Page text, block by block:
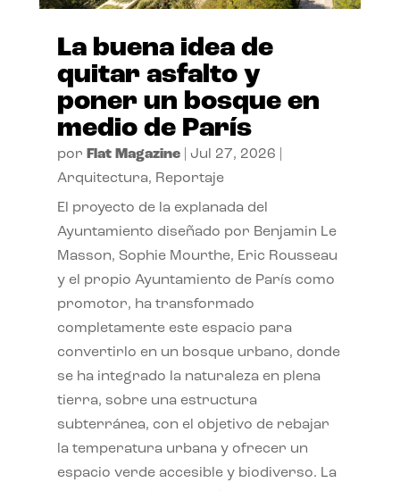
La buena idea de
quitar asfalto y
poner un bosque en
medio de París
por Flat Magazine| Jul 27, 2026
Arquitectura, Reportaje
El proyecto de la explanada del
Ayuntamiento diseñado por Benjamin Le
Masson, Sophie Mourthe, Eric Rousseau
y el propio Ayuntamiento de París como
promotor, ha transformado
completamente este espacio para
convertirlo en un bosque urbano, donde
se ha integrado la naturaleza en plena
tierra, sobre una estructura
subterránea, con el objetivo de rebajar
la temperatura urbana y ofrecer un
espacio verde accesible y biodiverso. La